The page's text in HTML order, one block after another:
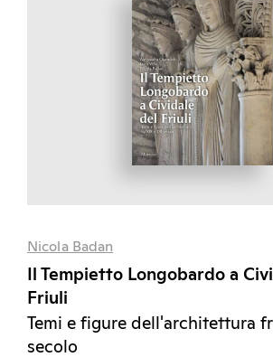
Nicola Badan
Il Tempietto Longobardo a
Friuli
Temi e figure dell'architettura
secolo